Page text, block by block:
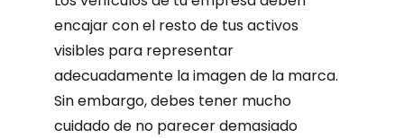
encajar con el resto de tus activos
visibles para representar
adecuadamente la imagen de la marca.
Sin embargo, debes tener mucho
cuidado de no parecer demasiado